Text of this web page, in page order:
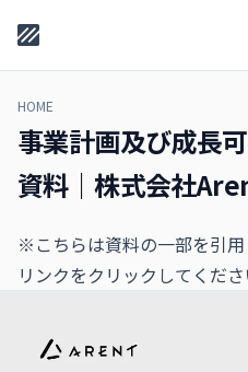
HOME
事業計画及び成長
資料｜株式会社
※こちらは資料の一部を引
リンクをクリックしてくださ